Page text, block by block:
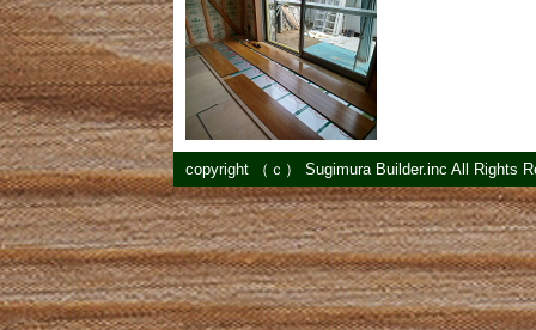
copyright （ｃ） Sugimura Builder.inc All